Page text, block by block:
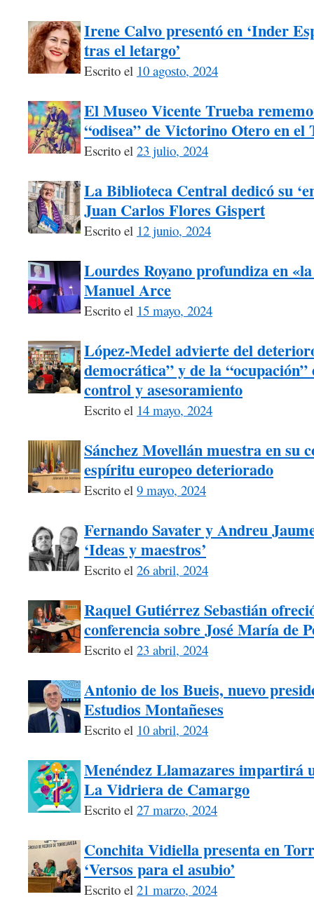
Irene Calvo presentó en ‘Inder
tras el letargo’
Escrito el 10 agosto, 2024
El Museo Vicente Trueba
“odisea” de Victorino Otero en el
Escrito el 23 julio, 2024
La Biblioteca Central dedicó su
Juan Carlos Flores Gispert
Escrito el 12 junio, 2024
Lourdes Royano profundiza en
Manuel Arce
Escrito el 15 mayo, 2024
López-Medel advierte del
democrática” y de la
control y asesoramiento
Escrito el 14 mayo, 2024
Sánchez Movellán muestra en su
espíritu europeo deteriorado
Escrito el 9 mayo, 2024
Fernando Savater y Andreu
‘Ideas y maestros’
Escrito el 26 abril, 2024
Raquel Gutiérrez Sebastián
conferencia sobre José María de
Escrito el 23 abril, 2024
Antonio de los Bueis, nuevo
Estudios Montañeses
Escrito el 10 abril, 2024
Menéndez Llamazares impartirá
La Vidriera de Camargo
Escrito el 27 marzo, 2024
Conchita Vidiella presenta en
‘Versos para el asubio’
Escrito el 21 marzo, 2024